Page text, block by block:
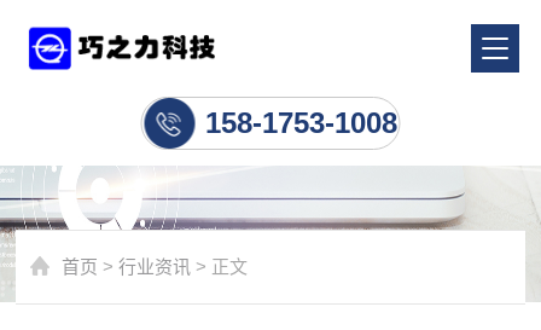
158-1753-1008
首页 >行业资讯 > 正文